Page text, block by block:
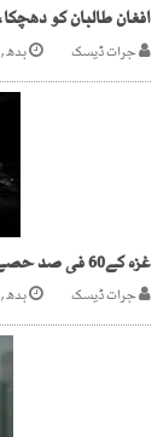
افغان طالبان کو
جرات ڈیسک بدھ, ۲۹ جولائی ۲۰۲۶
غزہ کے60 فی صد حصے پر کنٹرول،70 فیصد تک بڑھائیں گے، اسرائیلی وزیر دفاع
جرات ڈیسک بدھ, ۲۹ جولائی ۲۰۲۶